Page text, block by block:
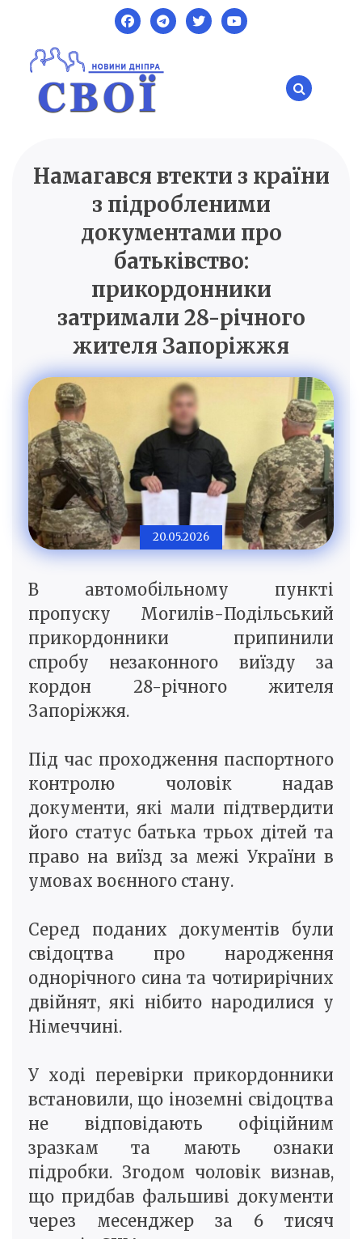
content
SVOI.DP.UA
Новини Дніпра
Намагався втекти з країни
з підробленими
документами про
батьківство:
прикордонники
затримали 28-річного
жителя Запоріжжя
20.05.2026
В автомобільному пункті
пропуску Могилів-Подільський
прикордонники припинили
спробу незаконного виїзду за
кордон 28-річного жителя
Запоріжжя.
Під час проходження паспортного
контролю чоловік надав
документи, які мали підтвердити
його статус батька трьох дітей та
право на виїзд за межі України в
умовах воєнного стану.
Серед поданих документів були
свідоцтва про народження
однорічного сина та чотирирічних
двійнят, які нібито народилися у
Німеччині.
У ході перевірки прикордонники
встановили, що іноземні свідоцтва
не відповідають офіційним
зразкам та мають ознаки
підробки. Згодом чоловік визнав,
що придбав фальшиві документи
через месенджер за 6 тисяч